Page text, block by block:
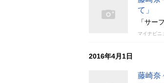
て」
「サー
マイナビニ
2016年4月1日
藤崎奈